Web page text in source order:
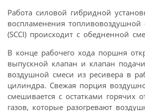
Работа силовой гибридной
воспламенения топливовоздушной
(SCCI) происходит c обедненной
В конце рабочего хода поршня
выпускной клапан и клапан
воздушной смеси из ресивера в
цилиндра. Свежая порция
смешивается с остатками горячих
газов, которые разогревают